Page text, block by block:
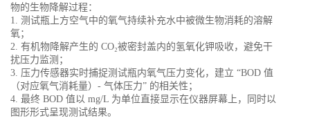
物的生物降解过程：
1. 测试瓶上方空气中的氧气持续补充水中被微生物消耗的溶解
氧；
2. 有机物降解产生的 CO₂被密封盖内的氢氧化钾吸收，避免干
扰压力监测；
3. 压力传感器实时捕捉测试瓶内氧气压力变化，建立 “BOD 值
（对应氧气消耗量）- 气体压力” 的相关性；
4. 最终 BOD 值以 mg/L 为单位直接显示在仪器屏幕上，同时以
图形形式呈现测试结果。